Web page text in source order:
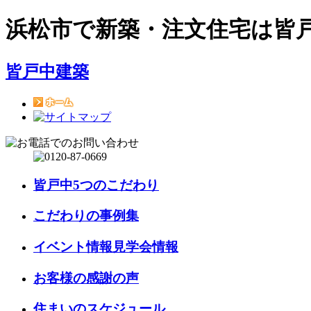
浜松市で新築・注文住宅は皆
皆戸中建築
皆戸中5つのこだわり
こだわりの事例集
イベント情報見学会情報
お客様の感謝の声